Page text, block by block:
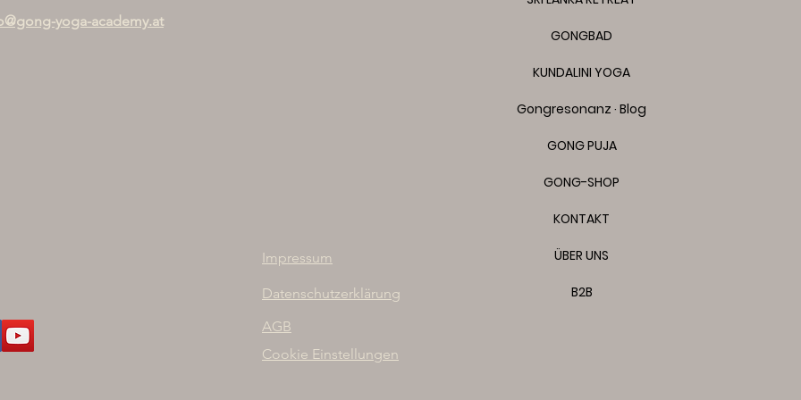
yoga-academy.at
Impressum
Datenschutzerklärung
AGB
Cookie Einstellungen
GONGBAD
KUNDALINI YOGA
Gongresonanz · Blog
GONG PUJA
GONG-SHOP
KONTAKT
ÜBER UNS
B2B